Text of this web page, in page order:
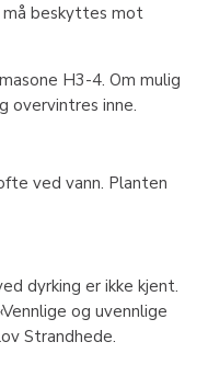
må beskyttes mot
H3-4. Om mulig
overvintres inne.
ved vann. Planten
dyrking er ikke kjent.
og uvennlige
Strandhede.